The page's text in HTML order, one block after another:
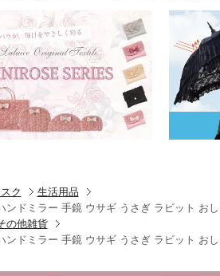
ク
生活用品
ドミラー 手鏡 ウサギ うさぎ ラビット お
の他雑貨
ドミラー 手鏡 ウサギ うさぎ ラビット お